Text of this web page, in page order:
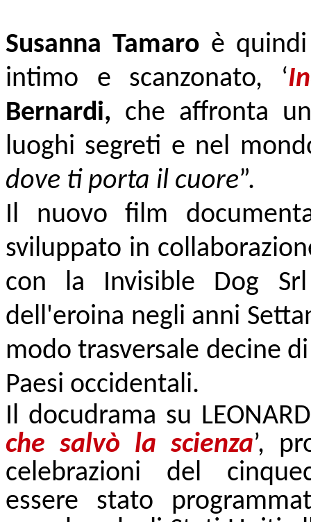
Susanna Tamaro è
intimo e scanzonato, ‘
Bernardi, che affronta
luoghi segreti e nel
dove ti porta il cuore”.
Il nuovo film
sviluppato in
con la Invisible Dog
dell'eroina negli anni
modo trasversale decine
Paesi occidentali.
Il docudrama su
che salvò la scienza’,
celebrazioni del
essere stato